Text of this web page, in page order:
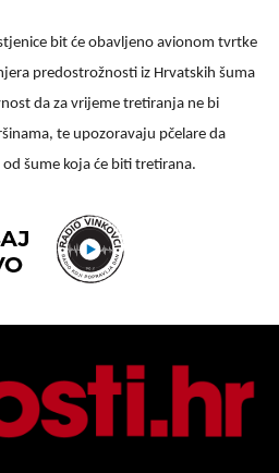
bit će obavljeno avionom tvrtke
predostrožnosti iz Hrvatskih šuma
da za vrijeme tretiranja ne bi
te upozoravaju pčelare da
šume koja će biti tretirana.